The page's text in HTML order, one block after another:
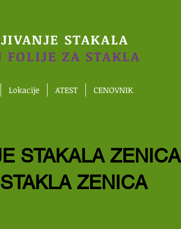
STAKALA
FOLIJE ZA STAKLA
Lokacije ATEST CENOVNIK
STAKALA ZENICA
ZENICA